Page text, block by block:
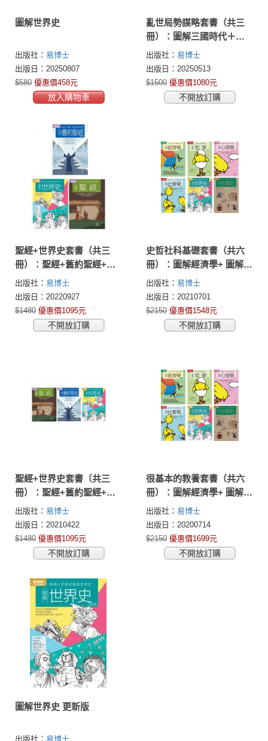
圖解世界史
出版社： 易博士
出版日：20250807
$580 優惠價458元
放入購物車
亂世局勢謀略套書（共三
冊）：圖解三國時代＋超
地緣政治學＋圖解世界史
更新版
出版社： 易博士
出版日：20250513
$1500 優惠價1080元
不開放訂購
聖經+世界史套書（共三
冊）：聖經+舊約聖經+世
界史
出版社： 易博士
出版日：20220927
$1480 優惠價1095元
不開放訂購
史哲社科基礎套書（共六
冊）：圖解經濟學+ 圖解哲
學+圖解心理學+圖解社會
學+圖解世界史+圖解台灣
史
出版社： 易博士
出版日：20210701
$2150 優惠價1548元
不開放訂購
聖經+世界史套書（共三
冊）：聖經+舊約聖經+世
界史
出版社： 易博士
出版日：20210422
$1480 優惠價1095元
不開放訂購
很基本的教養套書（共六
冊）：圖解經濟學+ 圖解哲
學+圖解心理學+圖解社會
學+圖解世界史+圖解台灣
史
出版社： 易博士
出版日：20200714
$2150 優惠價1699元
不開放訂購
圖解世界史 更新版
出版社： 易博士